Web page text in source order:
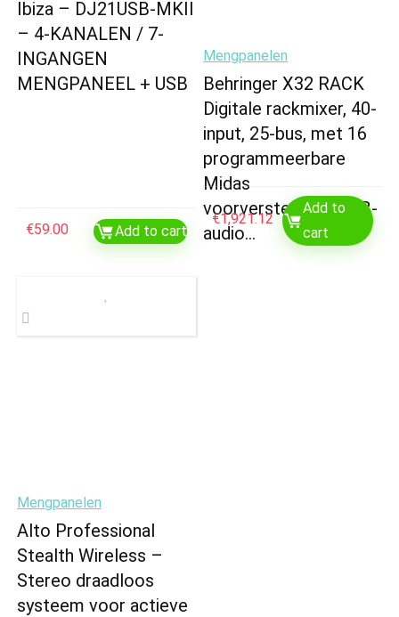
Ibiza – DJ21USB-MKII
– 4-KANALEN / 7-
INGANGEN
MENGPANEEL + USB
€59.00 Add to cart
Mengpanelen
Behringer X32 RACK
Digitale rackmixer, 40-
input, 25-bus, met 16
programmeerbare
Midas
voorversterkers, USB-
audio…
€1,921.12
Add to
cart
Mengpanelen
Alto Professional
Stealth Wireless –
Stereo draadloos
systeem voor actieve